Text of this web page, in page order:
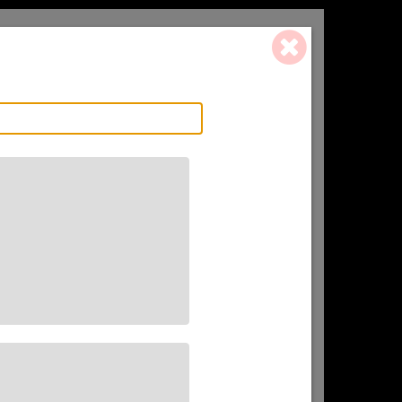
0 ART. - 0,00 €
CADEAU(X)